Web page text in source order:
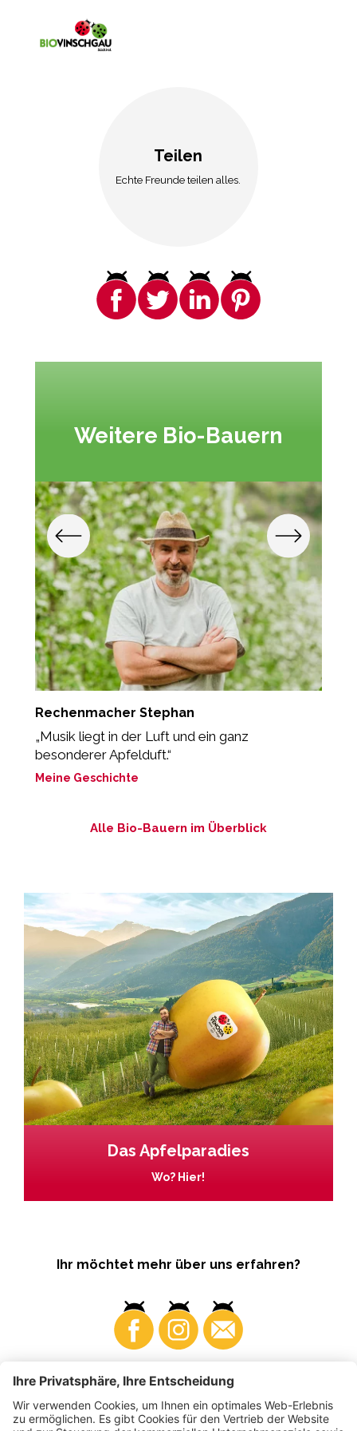
Teilen
Echte Freunde teilen alles.
Weitere Bio-Bauern
Rechenmacher Stephan
„Musik liegt in der Luft und ein ganz
besonderer Apfelduft.“
Meine Geschichte
Alle Bio-Bauern im Überblick
Das Apfelparadies
Wo? Hier!
Ihr möchtet mehr über uns erfahren?
Business Produzenten